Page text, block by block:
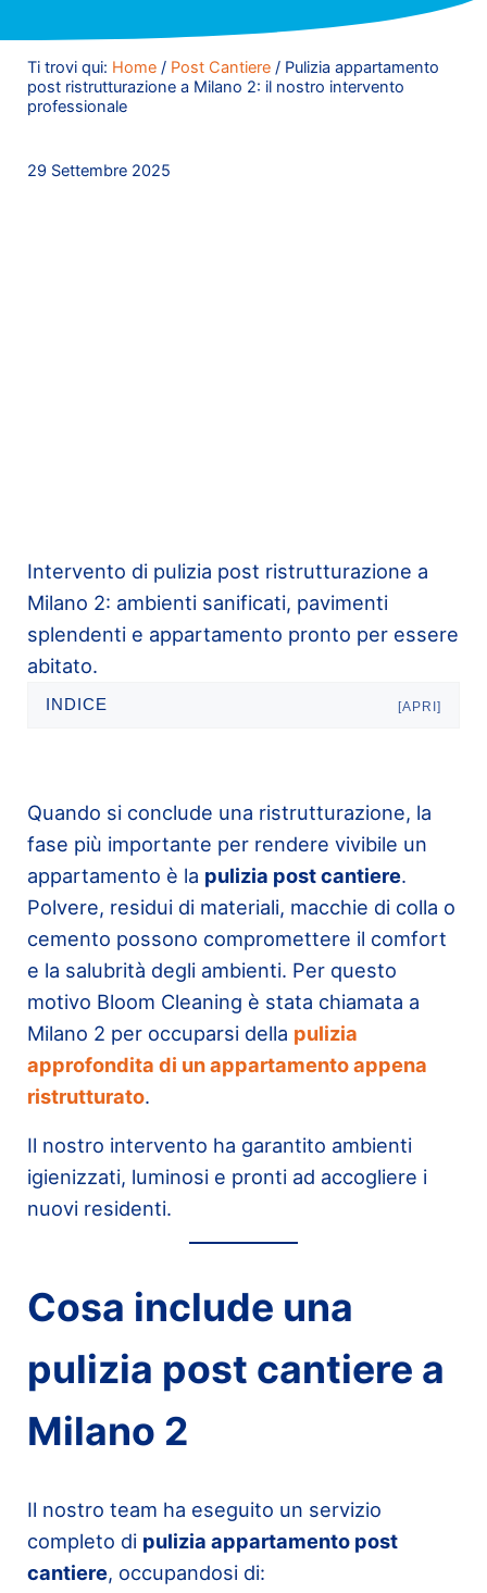
Ti trovi qui: Home / Post Cantiere /Pulizia appartamento
post ristrutturazione a Milano 2: il nostro intervento
professionale
29 Settembre 2025
Intervento di pulizia post ristrutturazione a
Milano 2: ambienti sanificati, pavimenti
splendenti e appartamento pronto per essere
abitato.
INDICE [APRI]
Quando si conclude una ristrutturazione, la
fase più importante per rendere vivibile un
appartamento è la pulizia post cantiere.
Polvere, residui di materiali, macchie di colla o
cemento possono compromettere il comfort
e la salubrità degli ambienti. Per questo
motivo Bloom Cleaning è stata chiamata a
Milano 2 per occuparsi della pulizia
approfondita di un appartamento appena
ristrutturato.
Il nostro intervento ha garantito ambienti
igienizzati, luminosi e pronti ad accogliere i
nuovi residenti.
Cosa include una
pulizia post cantiere a
Milano 2
Il nostro team ha eseguito un servizio
completo di pulizia appartamento post
cantiere, occupandosi di: